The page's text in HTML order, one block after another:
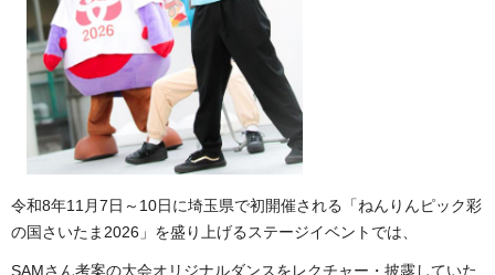
令和8年11月7日～10日に埼玉県で初開催される「ねんりんピック彩
の国さいたま2026」を盛り上げるステージイベントでは、
SAMさん考案の大会オリジナルダンスをレクチャー・披露していた